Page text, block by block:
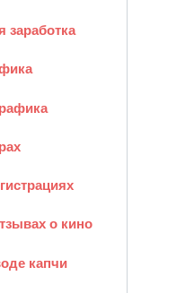
заработка
о кино
капчи